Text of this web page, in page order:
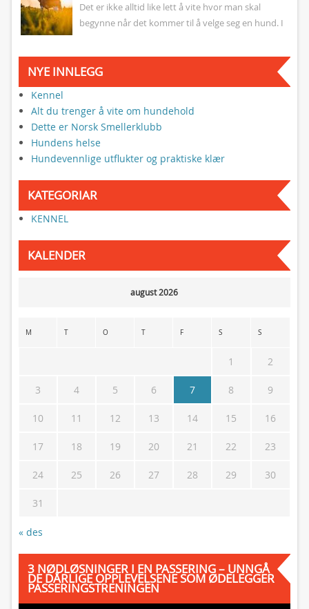
Det er ikke alltid like lett å vite hvor man skal
begynne når det kommer til å velge seg en hund. I
NYE INNLEGG
Kennel
Alt du trenger å vite om hundehold
Dette er Norsk Smellerklubb
Hundens helse
Hundevennlige utflukter og praktiske klær
KATEGORIAR
KENNEL
KALENDER
august 2026
M T O T F S S
1 2
3 4 5 6 7 8 9
10 11 12 13 14 15 16
17 18 19 20 21 22 23
24 25 26 27 28 29 30
31
« des
3 NØDLØSNINGER I EN PASSERING – UNNGÅ
DE DÅRLIGE OPPLEVELSENE SOM ØDELEGGER
PASSERINGSTRENINGEN